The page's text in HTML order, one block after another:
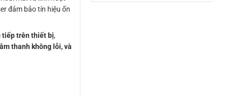
đảm bảo tín hiệu ổn
tiếp trên thiết bị,
thanh không lỗi, và